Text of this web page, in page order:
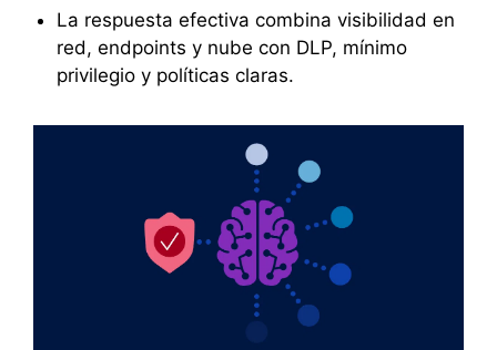
La respuesta efectiva combina visibilidad en
red, endpoints y nube con DLP, mínimo
privilegio y políticas claras.